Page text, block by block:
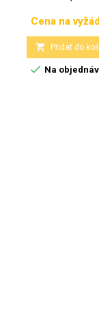
Cena
Cena na
 Přidat do
 Na